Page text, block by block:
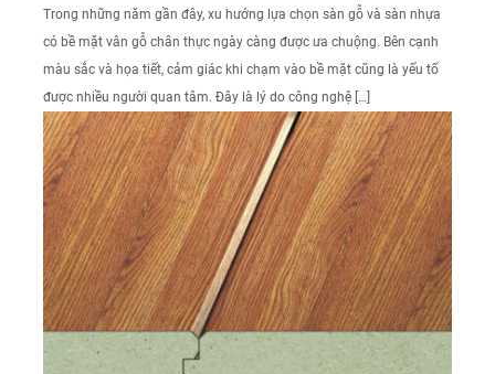
Trong những năm gần đây, xu hướng lựa chọn sàn gỗ và sàn nhựa
có bề mặt vân gỗ chân thực ngày càng được ưa chuộng. Bên cạnh
màu sắc và họa tiết, cảm giác khi chạm vào bề mặt cũng là yếu tố
được nhiều người quan tâm. Đây là lý do công nghệ […]